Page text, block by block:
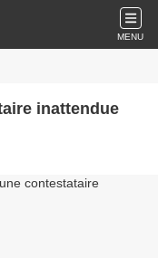
MENU
inattendue